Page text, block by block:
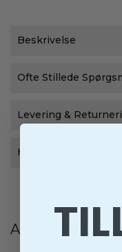
Beskrivelse
Ofte Stillede
Levering &
Hvorfor købe hos
Andre